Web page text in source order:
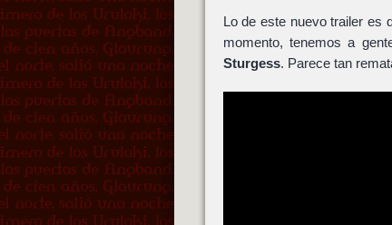
Lo de este nuevo trailer es
momento, tenemos a
Sturgess. Parece tan